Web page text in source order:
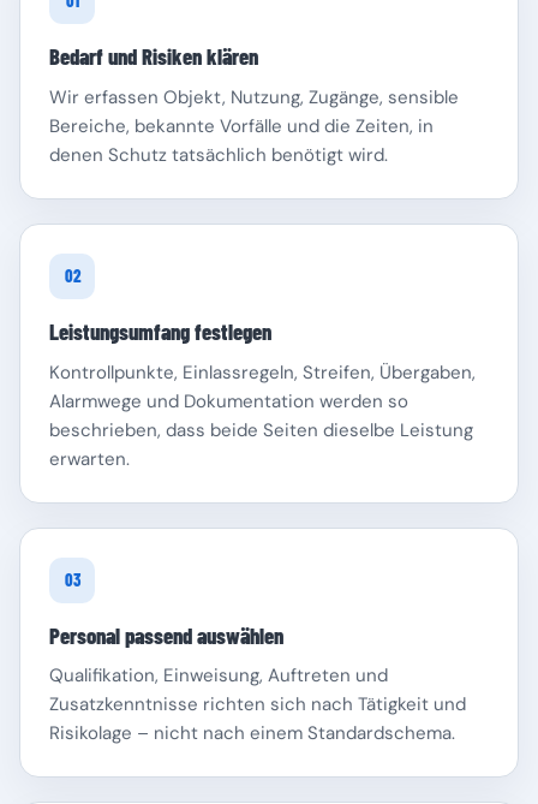
Schleswig-Holstein Thüringen
Bedarf und Risiken klären
Wir erfassen Objekt, Nutzung, Zugänge, sensible
Bereiche, bekannte Vorfälle und die Zeiten, in
denen Schutz tatsächlich benötigt wird.
02
Leistungsumfang festlegen
Kontrollpunkte, Einlassregeln, Streifen, Übergaben,
Alarmwege und Dokumentation werden so
beschrieben, dass beide Seiten dieselbe Leistung
erwarten.
03
Personal passend auswählen
Qualifikation, Einweisung, Auftreten und
Zusatzkenntnisse richten sich nach Tätigkeit und
Risikolage – nicht nach einem Standardschema.